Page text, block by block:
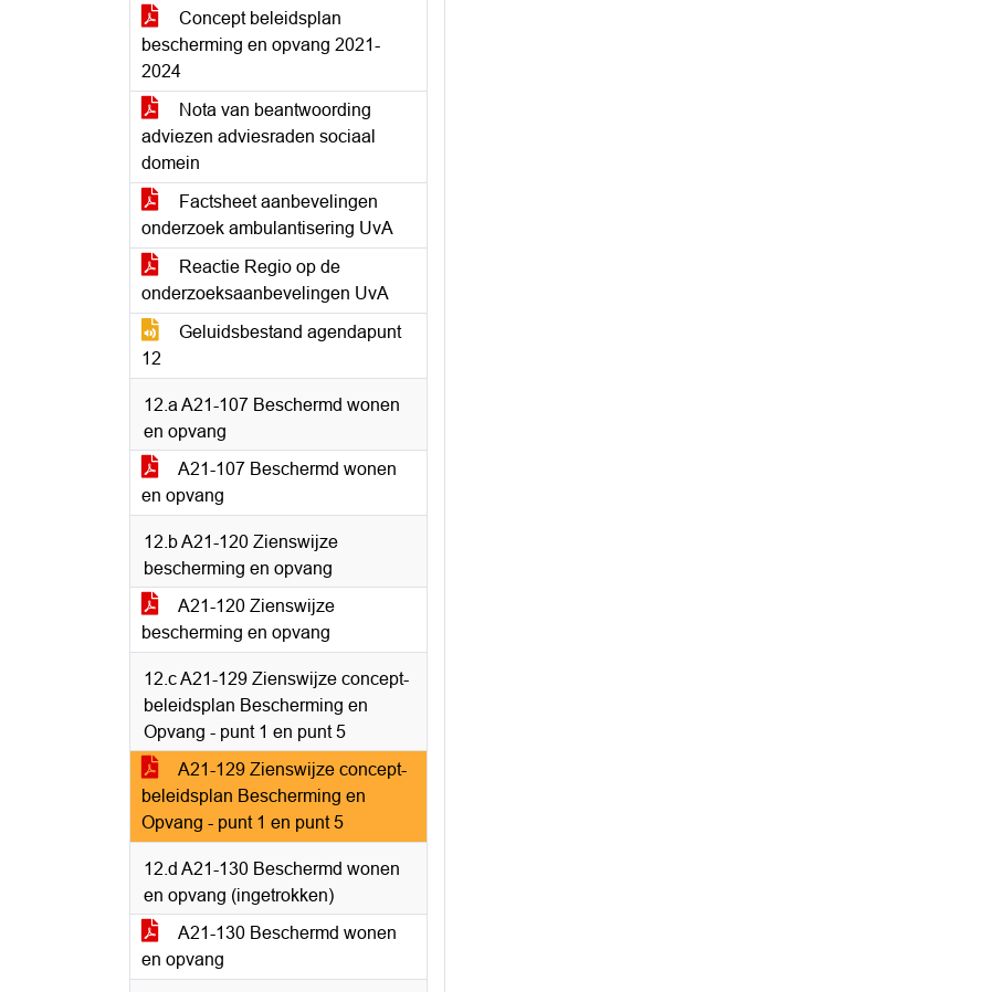
Concept beleidsplan
bescherming en opvang 2021-
2024
Nota van beantwoording
adviezen adviesraden sociaal
domein
Factsheet aanbevelingen
onderzoek ambulantisering UvA
Reactie Regio op de
onderzoeksaanbevelingen UvA
Geluidsbestand agendapunt
12
12.a A21-107 Beschermd wonen
en opvang
A21-107 Beschermd wonen
en opvang
12.b A21-120 Zienswijze
bescherming en opvang
A21-120 Zienswijze
bescherming en opvang
12.c A21-129 Zienswijze concept-
beleidsplan Bescherming en
Opvang - punt 1 en punt 5
A21-129 Zienswijze concept-
beleidsplan Bescherming en
Opvang - punt 1 en punt 5
12.d A21-130 Beschermd wonen
en opvang (ingetrokken)
A21-130 Beschermd wonen
en opvang